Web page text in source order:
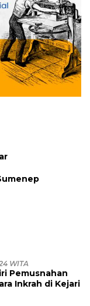
WITA
Pemusnahan
Inkrah di Kejari